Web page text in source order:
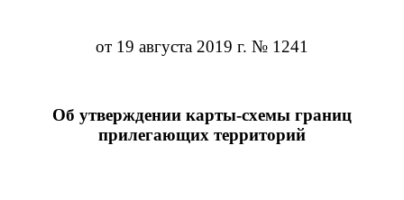
от 19 августа 2019 г. № 1241
Об утверждении карты-схемы границ
прилегающих территорий